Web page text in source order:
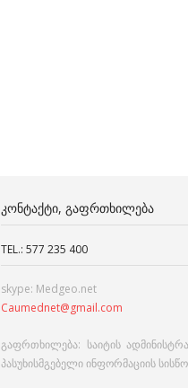
ᲙᲝᲜᲢᲐᲥᲢᲘ, ᲒᲐᲤᲠᲗᲮᲘᲚᲔᲑᲐ
TEL.: 577 235 400
skype: Medgeo.net
Caumednet@gmail.com
გაფრთხილება: საიტის
პასუხისმგებელი ინფორმაციის